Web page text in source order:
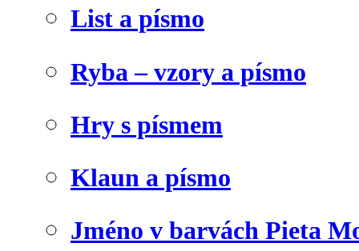
List a písmo
Ryba – vzory a písmo
Hry s písmem
Klaun a písmo
Jméno v barvách Pieta